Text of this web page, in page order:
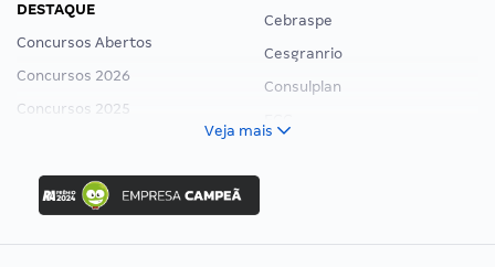
DESTAQUE
Concursos Abertos
Concursos 2026
Concursos 2025
Concurso Ibama
Concurso MPU
Editais publicados
Cebraspe
Cesgranrio
Consulplan
Veja mais